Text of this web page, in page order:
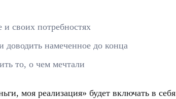
и своих потребностях
доводить намеченное до конца
то, о чем мечтали
моя реализация» будет включать в себя